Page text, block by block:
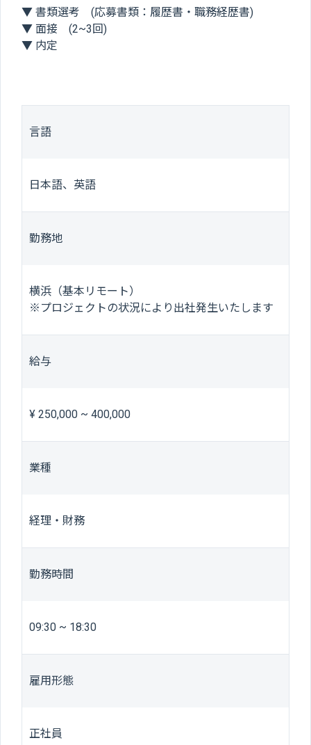
▼ 書類選考 (応募書類：履歴書・職務経歴書)
▼ 面接 (2~3回)
▼ 内定
言語
日本語、英語
勤務地
横浜（基本リモート）
※プロジェクトの状況により出社発生いたします
給与
¥ 250,000 ~ 400,000
業種
経理・財務
勤務時間
09:30 ~ 18:30
雇用形態
正社員